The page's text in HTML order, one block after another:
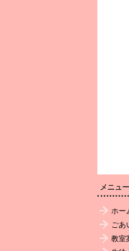
メニュー
ホー
ごあ
教室